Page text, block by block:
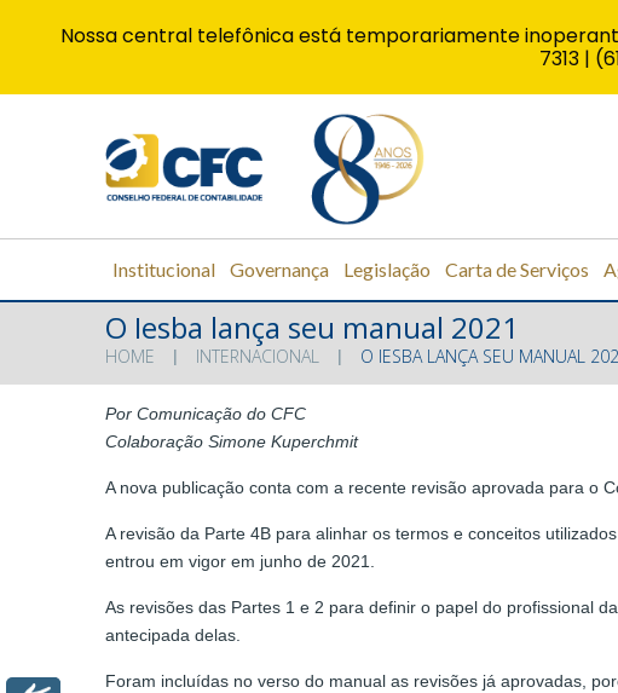
Institucional Governança Legislação Carta de Serviços
O Iesba lança seu manual 2021
HOME INTERNACIONAL O IESBA LANÇA SEU MANUAL
Por Comunicação do CFC
Colaboração Simone Kuperchmit
A nova publicação conta com a recente revisão aprovada para o
A revisão da Parte 4B para alinhar os termos e conceitos
entrou em vigor em junho de 2021.
As revisões das Partes 1 e 2 para definir o papel do profissional
antecipada delas.
Foram incluídas no verso do manual as revisões já aprovadas,
Nossa central telefônica está temporariamente
7313 |